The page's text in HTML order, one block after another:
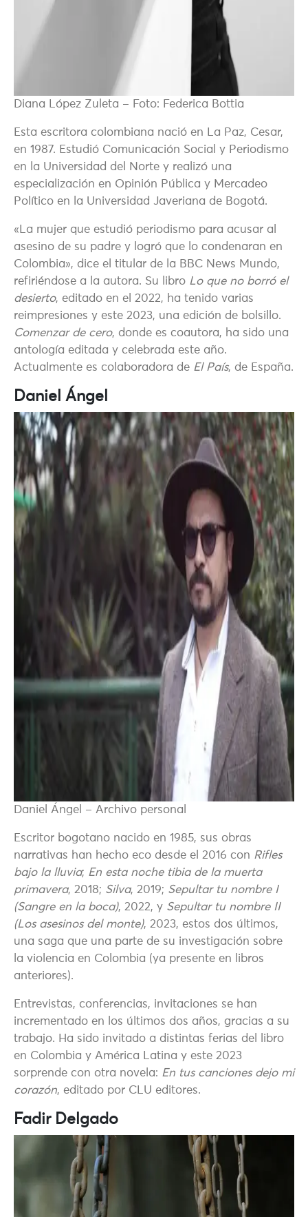
Diana López Zuleta – Foto: Federica Bottia
Esta escritora colombiana nació en La Paz, Cesar,
en 1987. Estudió Comunicación Social y Periodismo
en la Universidad del Norte y realizó una
especialización en Opinión Pública y Mercadeo
Político en la Universidad Javeriana de Bogotá.
«La mujer que estudió periodismo para acusar al
asesino de su padre y logró que lo condenaran en
Colombia», dice el titular de la BBC News Mundo,
refiriéndose a la autora. Su libro Lo que no borró el
desierto, editado en el 2022, ha tenido varias
reimpresiones y este 2023, una edición de bolsillo.
Comenzar de cero, donde es coautora, ha sido una
antología editada y celebrada este año.
Actualmente es colaboradora de El País, de España.
Daniel Ángel
Daniel Ángel – Archivo personal
Escritor bogotano nacido en 1985, sus obras
narrativas han hecho eco desde el 2016 con Rifles
bajo la lluvia; En esta noche tibia de la muerta
primavera, 2018; Silva, 2019; Sepultar tu nombre I
(Sangre en la boca), 2022, y Sepultar tu nombre II
(Los asesinos del monte), 2023, estos dos últimos,
una saga que una parte de su investigación sobre
la violencia en Colombia (ya presente en libros
anteriores).
Entrevistas, conferencias, invitaciones se han
incrementado en los últimos dos años, gracias a su
trabajo. Ha sido invitado a distintas ferias del libro
en Colombia y América Latina y este 2023
sorprende con otra novela: En tus canciones dejo mi
corazón, editado por CLU editores.
Fadir Delgado